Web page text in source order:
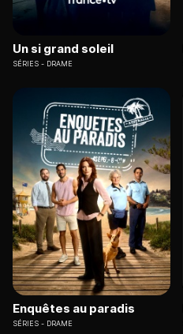
Un si grand soleil
SÉRIES DRAME
Enquêtes au paradis
SÉRIES DRAME